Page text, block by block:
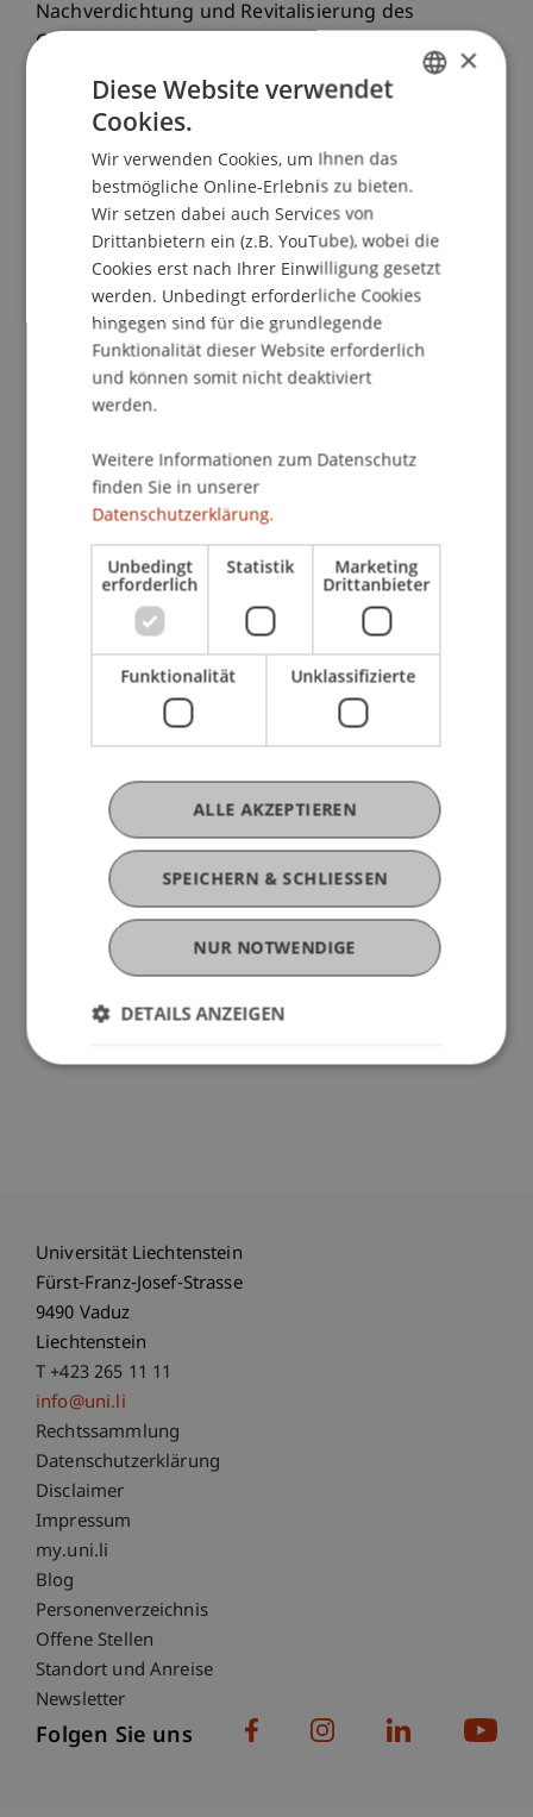
Nachverdichtung und Revitalisierung des
Ortskerns. Ziel ist es, innovative planerische
Ansätze zu erproben, die den Ausgleich zwischen
historischer Identität und zukunftsorientierter
Siedlungsentwicklung ermöglichen.
Beteiligte Einrichtungen
Städtebau und Raumentwicklung
/ Projektleitung
Gemeinde Ruggell / Auftraggeber
Projektbeteiligte
Prof. Dipl. Arch. ETH Michael
Dekan - Liechtenstein School of
Architecture Professor - Städtebau
und Raumentwicklung
Rektorats - Rektorat
MSc AR - Liechtenstein School of
Architecture
Projektleiter
OscarBuson
MSc Arch ETH
SIA
Praxisdozent - Städtebau und
Raumentwicklung
Projektmitarbeiter
Publikationen
Monografie (1)
Universität Liechtenstein
Fürst-Franz-Josef-Strasse
9490 Vaduz
Liechtenstein
T +423 265 11 11
info@uni.li
Fußzeile Rechtliche Hinweise
Rechtssammlung
Datenschutzerklärung
Disclaimer
Impressum
Fußzeile Subdomain-Verzeichnis
my.uni.li
Blog
Personenverzeichnis
Offene Stellen
Standort und Anreise
Newsletter
Folgen Sie uns
×
Diese Website verwendet
Cookies.
Wir verwenden Cookies, um Ihnen das
bestmögliche Online-Erlebnis zu bieten.
Wir setzen dabei auch Services von
Drittanbietern ein (z.B. YouTube), wobei die
Cookies erst nach Ihrer Einwilligung gesetzt
werden. Unbedingt erforderliche Cookies
hingegen sind für die grundlegende
Funktionalität dieser Website erforderlich
und können somit nicht deaktiviert
werden.
Weitere Informationen zum Datenschutz
finden Sie in unserer
Datenschutzerklärung.
Unbedingt
erforderlich
Statistik Marketing
Drittanbieter
Funktionalität Unklassifizierte
SPEICHERN & SCHLIESSEN
ALLE AKZEPTIEREN
NUR NOTWENDIGE
DETAILS ANZEIGEN